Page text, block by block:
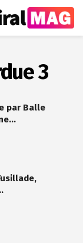
3
par Balle